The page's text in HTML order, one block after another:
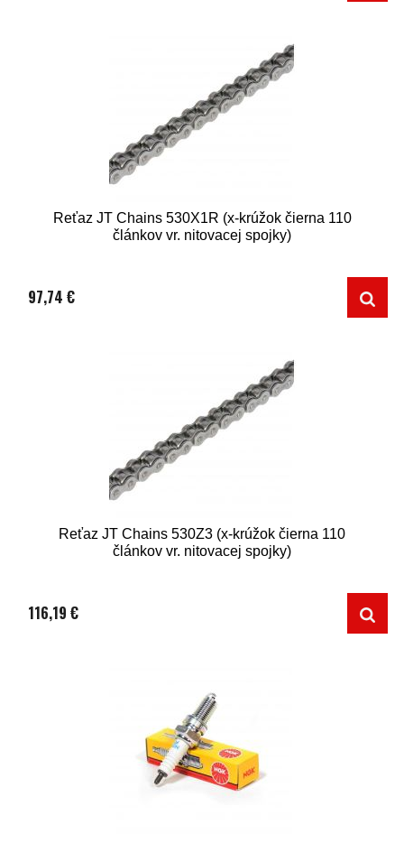
Reťaz JT Chains 530X1R (x-krúžok čierna 110
článkov vr. nitovacej spojky)
97,74 €
Reťaz JT Chains 530Z3 (x-krúžok čierna 110
článkov vr. nitovacej spojky)
116,19 €